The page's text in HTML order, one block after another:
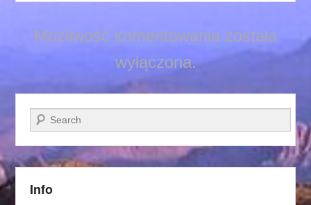
Możliwość komentowania została
wyłączona.
Szukaj
Info